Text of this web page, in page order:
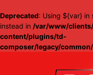
Deprecated: Using ${var} in
instead in /var/www/
content/plugins/td-
composer/legacy/